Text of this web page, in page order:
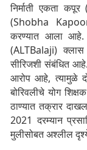
निर्माती एकता
(Shobha
करण्यात आला आहे.
(ALTBalaji)
सीरिजशी संबंधित
आरोप आहे, त्यामुळे
बोरिवलीचे योग
ठाण्यात तक्रार
2021 दरम्यान
मुलीसोबत अश्लील